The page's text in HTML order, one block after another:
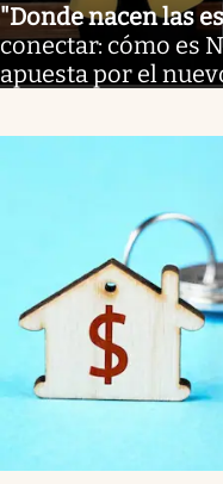
"Donde nacen las
conectar: cómo es
apuesta por el